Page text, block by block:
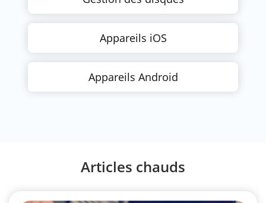
Appareils iOS
Appareils Android
Articles chauds